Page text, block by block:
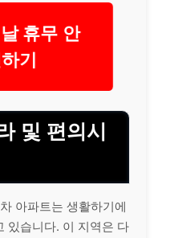
휴무 안
기
및 편의시
아파트는 생활하기에
있습니다. 이 지역은 다